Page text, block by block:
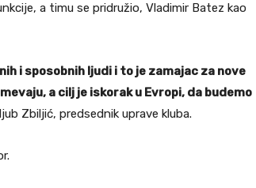
a timu se pridružio, Vladimir Batez kao
i sposobnih ljudi i to je zamajac za nove
a cilj je iskorak u Evropi, da budemo
Zbiljić, predsednik uprave kluba.